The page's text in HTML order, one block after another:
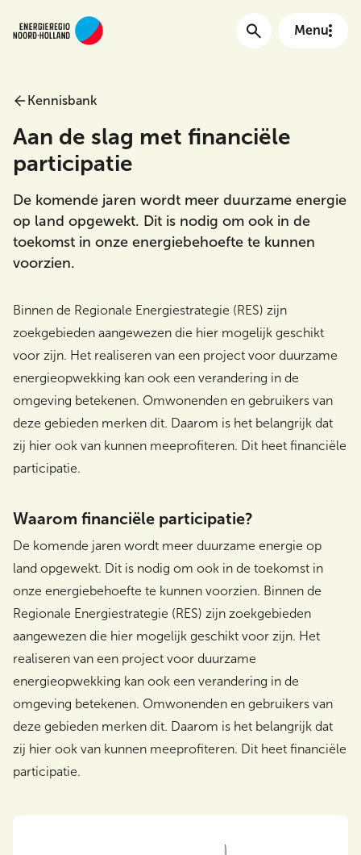
Menu
Meta Menu
Zoeken
Kennisbank
Aan de slag met financiële
participatie
De komende jaren wordt meer duurzame energie
op land opgewekt. Dit is nodig om ook in de
toekomst in onze energiebehoefte te kunnen
voorzien.
Binnen de Regionale Energiestrategie (RES) zijn
zoekgebieden aangewezen die hier mogelijk geschikt
voor zijn. Het realiseren van een project voor duurzame
energieopwekking kan ook een verandering in de
omgeving betekenen. Omwonenden en gebruikers van
deze gebieden merken dit. Daarom is het belangrijk dat
zij hier ook van kunnen meeprofiteren. Dit heet financiële
participatie.
Waarom financiële participatie?
De komende jaren wordt meer duurzame energie op
land opgewekt. Dit is nodig om ook in de toekomst in
onze energiebehoefte te kunnen voorzien. Binnen de
Regionale Energiestrategie (RES) zijn zoekgebieden
aangewezen die hier mogelijk geschikt voor zijn. Het
realiseren van een project voor duurzame
energieopwekking kan ook een verandering in de
omgeving betekenen. Omwonenden en gebruikers van
deze gebieden merken dit. Daarom is het belangrijk dat
zij hier ook van kunnen meeprofiteren. Dit heet financiële
participatie.